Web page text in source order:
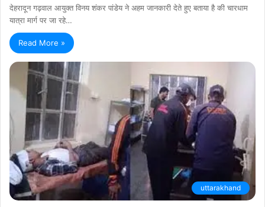
देहरादून गढ़वाल आयुक्त विनय शंकर पांडेय ने अहम जानकारी देते हुए बताया है की चारधाम
यात्रा मार्ग पर जा रहे…
Read More »
uttarakhand